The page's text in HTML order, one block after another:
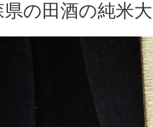
県の田酒の純米